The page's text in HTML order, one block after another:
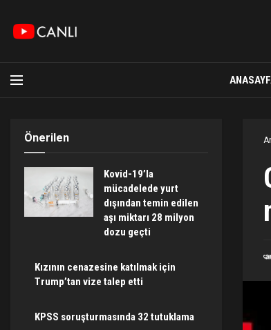
Önerilen
Kovid-19’la
mücadelede yurt
dışından temin edilen
aşı miktarı 28 milyon
dozu geçti
Kızının cenazesine katılmak için
Trump’tan vize talep etti
KPSS soruşturmasında 32 tutuklama